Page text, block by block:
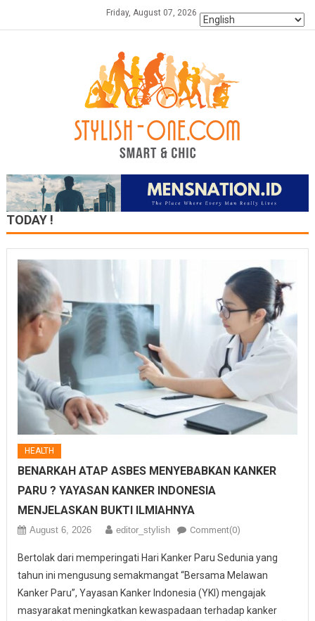
Friday, August 07, 2026
TODAY !
HEALTH
BENARKAH ATAP ASBES MENYEBABKAN KANKER
PARU ? YAYASAN KANKER INDONESIA
MENJELASKAN BUKTI ILMIAHNYA
August 6, 2026 editor_stylish Comment(0)
Bertolak dari memperingati Hari Kanker Paru Sedunia yang
tahun ini mengusung semakmangat “Bersama Melawan
Kanker Paru”, Yayasan Kanker Indonesia (YKI) mengajak
masyarakat meningkatkan kewaspadaan terhadap kanker